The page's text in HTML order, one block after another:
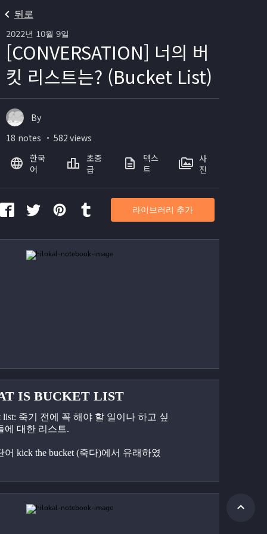
뒤로
2022년 10월 9일
[CONVERSATION] 너의 버
킷 리스트는? (Bucket List)
IS BUCKET LIST
list: 죽기 전에 꼭 해야 할 일이나 하고 싶
에 대한 리스트.
어 kick the bucket (죽다)에서 유래하였
By
18 notes ・ 582 views
한국
어
초중
급
텍스
트
사
진
라이브러리 추가